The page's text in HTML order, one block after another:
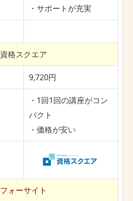
・サポートが充実
資格スクエア
9,720円
・1回1回の講座がコン
パクト
・価格が安い
フォーサイト